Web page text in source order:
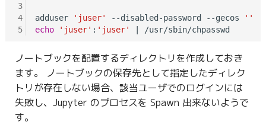
3
4
5
adduser 'juser' --disabled-password --gecos
''
echo
'juser' : 'juser'
ノートブックを配置するディレクトリを作成しておき
ます。 ノートブックの保存先として指定したディレク
トリが存在しない場合、該当ユーザでのログインには
失敗し、Jupyter のプロセスを Spawn 出来ないようで
す。